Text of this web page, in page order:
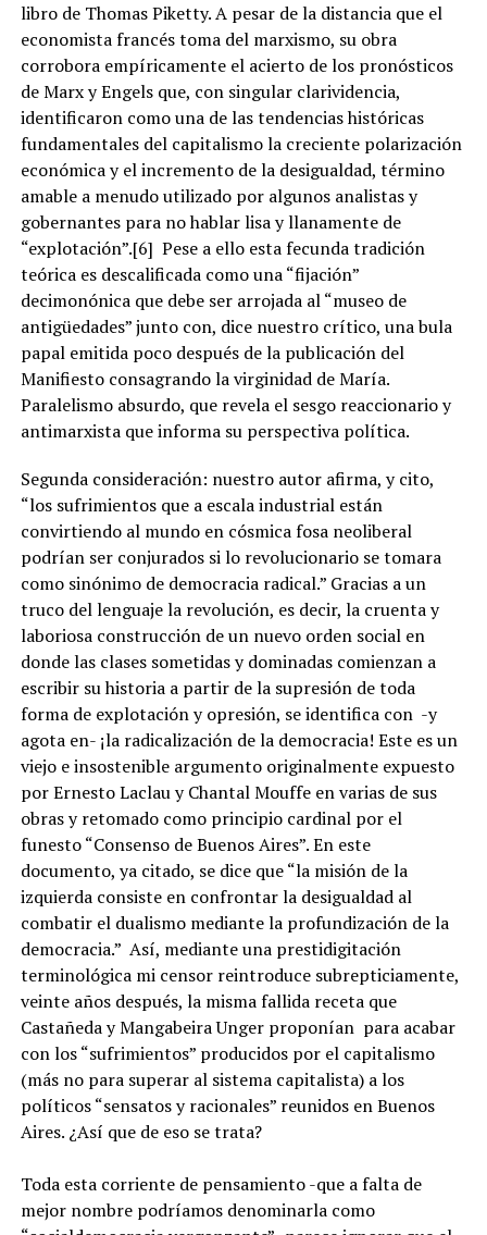
libro de Thomas Piketty. A pesar de la distancia que el
economista francés toma del marxismo, su obra
corrobora empíricamente el acierto de los pronósticos
de Marx y Engels que, con singular clarividencia,
identificaron como una de las tendencias históricas
fundamentales del capitalismo la creciente polarización
económica y el incremento de la desigualdad, término
amable a menudo utilizado por algunos analistas y
gobernantes para no hablar lisa y llanamente de
“explotación”.[6] Pese a ello esta fecunda tradición
teórica es descalificada como una “fijación”
decimonónica que debe ser arrojada al “museo de
antigüedades” junto con, dice nuestro crítico, una bula
papal emitida poco después de la publicación del
Manifiesto consagrando la virginidad de María.
Paralelismo absurdo, que revela el sesgo reaccionario y
antimarxista que informa su perspectiva política.
Segunda consideración: nuestro autor afirma, y cito,
“los sufrimientos que a escala industrial están
convirtiendo al mundo en cósmica fosa neoliberal
podrían ser conjurados si lo revolucionario se tomara
como sinónimo de democracia radical.” Gracias a un
truco del lenguaje la revolución, es decir, la cruenta y
laboriosa construcción de un nuevo orden social en
donde las clases sometidas y dominadas comienzan a
escribir su historia a partir de la supresión de toda
forma de explotación y opresión, se identifica con -y
agota en- ¡la radicalización de la democracia! Este es un
viejo e insostenible argumento originalmente expuesto
por Ernesto Laclau y Chantal Mouffe en varias de sus
obras y retomado como principio cardinal por el
funesto “Consenso de Buenos Aires”. En este
documento, ya citado, se dice que “la misión de la
izquierda consiste en confrontar la desigualdad al
combatir el dualismo mediante la profundización de la
democracia.” Así, mediante una prestidigitación
terminológica mi censor reintroduce subrepticiamente,
veinte años después, la misma fallida receta que
Castañeda y Mangabeira Unger proponían para acabar
con los “sufrimientos” producidos por el capitalismo
(más no para superar al sistema capitalista) a los
políticos “sensatos y racionales” reunidos en Buenos
Aires. ¿Así que de eso se trata?
Toda esta corriente de pensamiento -que a falta de
mejor nombre podríamos denominarla como